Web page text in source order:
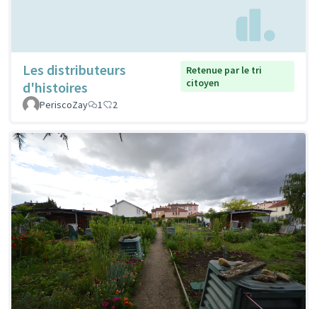
Les distributeurs
d'histoires
Retenue par le tri
citoyen
PeriscoZay
1 2